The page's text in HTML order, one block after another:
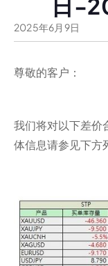
日-
2025年6月 9日
尊敬的客户：
我们将对以下差价
体信息请参见下方